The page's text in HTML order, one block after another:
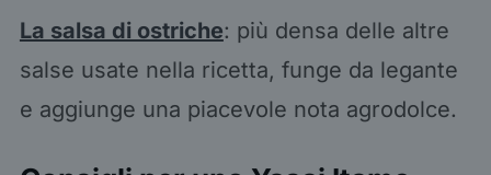
La salsa di ostriche: più densa delle altre
salse usate nella ricetta, funge da legante
e aggiunge una piacevole nota agrodolce.